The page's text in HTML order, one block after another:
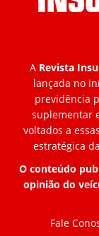
A Revista
lançada no
previdência
suplementar
voltados a
estratégica
O conteúdo
opinião do
Fale